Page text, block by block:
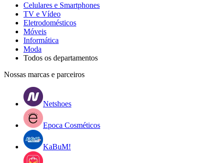
Celulares e Smartphones
TV e Vídeo
Eletrodomésticos
Móveis
Informática
Moda
Todos os departamentos
Nossas marcas e parceiros
Netshoes
Epoca Cosméticos
KaBuM!